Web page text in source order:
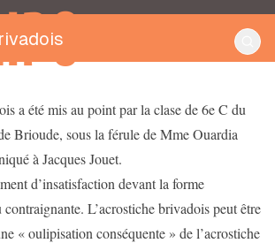
a été mis au point par la clase de 6e C du
Brioude, sous la férule de Mme Ouardia
à Jacques Jouet.
d’insatisfaction devant la forme
L’acrostiche brivadois peut être
« oulipisation conséquente » de l’acrostiche